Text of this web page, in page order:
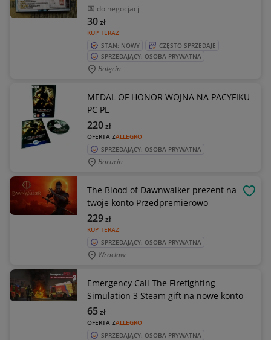
do negocjacji
KUP TERAZ
30zł
STAN: NOWY
CZĘSTO SPRZEDAJE
SPRZEDAJĄCY: OSOBA PRYWATNA
Bolęcin
MEDAL OF HONOR WOJNA NA PACYFIKU
PC PL
OFERTA ZALLEGRO
220zł
SPRZEDAJĄCY: OSOBA PRYWATNA
Borucin
The Blood of Dawnwalker prezent na
twoje konto Przedpremierowo
KUP TERAZ
229zł
SPRZEDAJĄCY: OSOBA PRYWATNA
Wrocław
Emergency Call The Firefighting
Simulation 3 Steam gift na nowe konto
OFERTA ZALLEGRO
65zł
SPRZEDAJĄCY: OSOBA PRYWATNA